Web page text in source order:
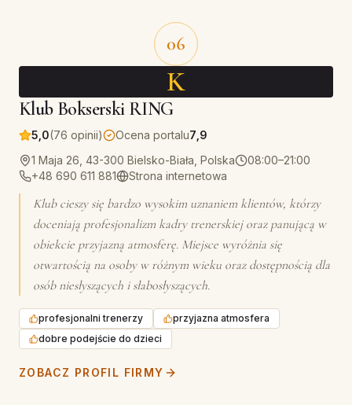
06
K
Klub Bokserski RING
5,0(76 opinii) Ocena portalu7,9
1 Maja 26, 43-300 Bielsko-Biała, Polska
08:00–21:00
+48 690 611 881
Strona internetowa
Klub cieszy się bardzo wysokim uznaniem klientów, którzy
doceniają profesjonalizm kadry trenerskiej oraz panującą w
obiekcie przyjazną atmosferę. Miejsce wyróżnia się
otwartością na osoby w różnym wieku oraz dostępnością dla
osób niesłyszących i słabosłyszących.
profesjonalni trenerzy
przyjazna atmosfera
dobre podejście do dzieci
ZOBACZ PROFIL FIRMY